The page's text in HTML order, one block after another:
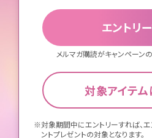
エントリ
メルマガ購読がキャンペーン
対象アイテム
※対象期間中にエントリーすれば、
ントプレゼントの対象となります。